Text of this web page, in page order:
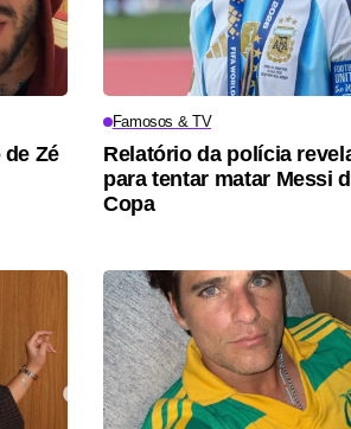
Zé
Famosos & TV
Relatório da polícia
para tentar matar Messi
Copa